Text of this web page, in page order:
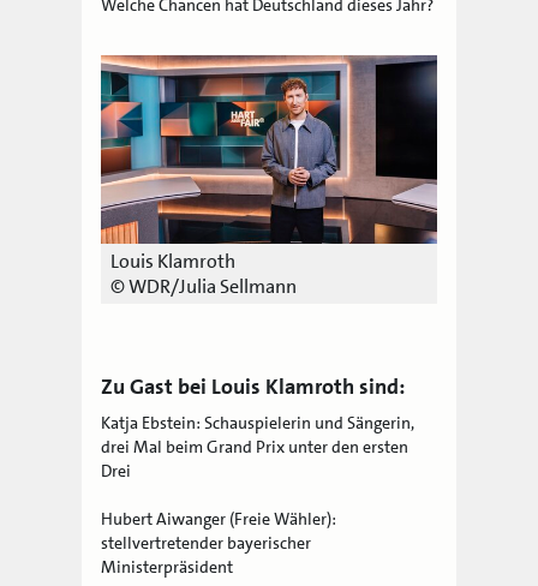
Welche Chancen hat Deutschland dieses Jahr?
Louis Klamroth
© WDR/Julia Sellmann
Zu Gast bei Louis Klamroth sind:
Katja Ebstein: Schauspielerin und Sängerin,
drei Mal beim Grand Prix unter den ersten
Drei
Hubert Aiwanger (Freie Wähler):
stellvertretender bayerischer
Ministerpräsident